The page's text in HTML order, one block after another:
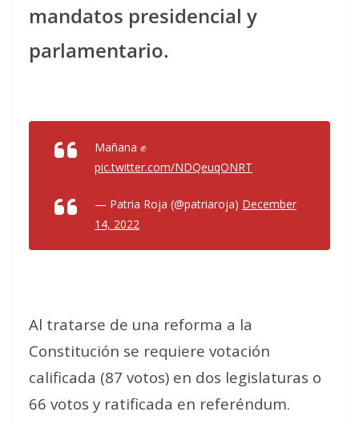
mandatos presidencial y
parlamentario.
Mañana ✊️
pic.twitter.com/NDQeuqONRT
— Patria Roja (@patriaroja) December
14, 2022
Al tratarse de una reforma a la
Constitución se requiere votación
calificada (87 votos) en dos legislaturas o
66 votos y ratificada en referéndum.